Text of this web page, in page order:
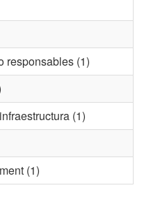
responsables (1)
(1)
(1)